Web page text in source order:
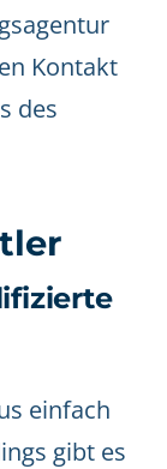
Kontakt
des
einfach
gibt es